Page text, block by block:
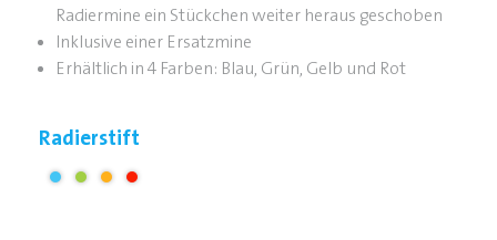
Radiermine ein Stückchen weiter heraus geschoben
Inklusive einer Ersatzmine
Erhältlich in 4 Farben: Blau, Grün, Gelb und Rot
Radierstift